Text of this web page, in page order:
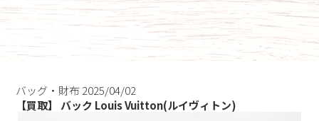
バッグ・財布 2025/04/02
【買取】 バック Louis Vuitton(ルイヴィトン)